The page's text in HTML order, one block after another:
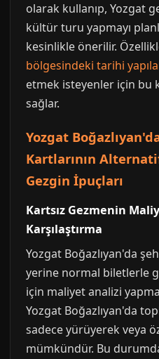
olarak kullanıp, Yozgat
kültür turu yapmayı
kesinlikle önerilir.
bölgesindeki tarihi
etmek isteyenler için
sağlar.
Yozgat
Kartlarının
Gezgin İpuçları
Kartsız Gezmenin
Karşılaştırma
Yozgat Boğazlıyan'da
yerine normal biletlerle
için maliyet analizi
Yozgat Boğazlıyan'da
sadece yürüyerek veya
mümkündür. Bu